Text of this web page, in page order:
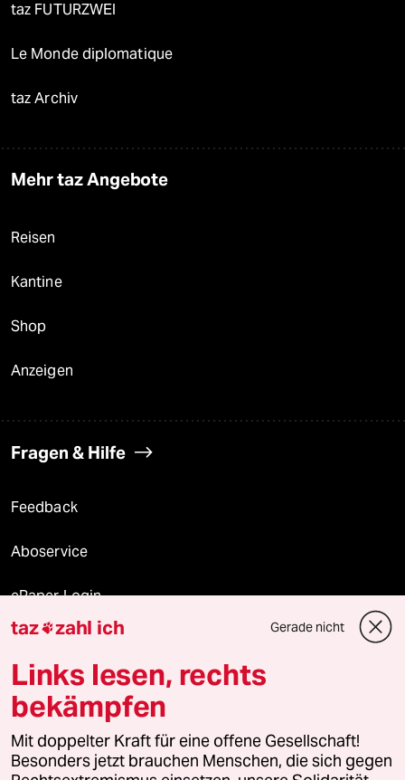
taz FUTURZWEI
Le Monde diplomatique
taz Archiv
Mehr taz Angebote
Reisen
Kantine
Shop
Anzeigen
Fragen & Hilfe
Feedback
Aboservice
ePaper Login
Downloads für Abonnierende
© 2026 taz Verlags und Vertriebs GmbH
Alle Rechte vorbehalten. Bei rechtlichen Fragen oder für Genehmigungen
wenden Sie sich bitte an
lizenzen@taz.de
taz zahl ich Gerade nicht
Links lesen, rechts
bekämpfen
Mit doppelter Kraft für eine offene Gesellschaft!
Besonders jetzt brauchen Menschen, die sich gegen